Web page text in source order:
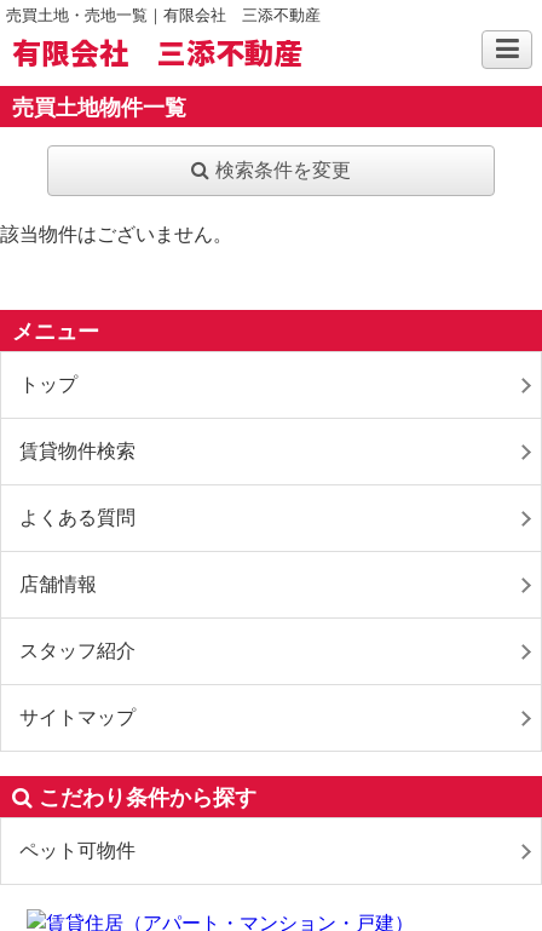
売買土地・売地一覧｜有限会社 三添不動産
有限会社 三添不動産
売買土地物件一覧
検索条件を変更
該当物件はございません。
メニュー
トップ
賃貸物件検索
よくある質問
店舗情報
スタッフ紹介
サイトマップ
こだわり条件から探す
ペット可物件